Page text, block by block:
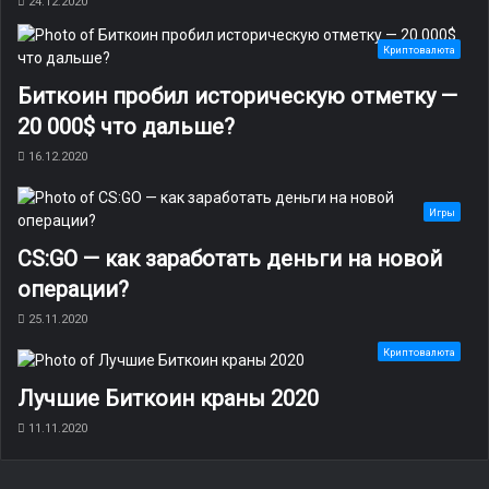
Криптовалюта
Биткоин пробил историческую отметку —
20 000$ что дальше?
16.12.2020
Игры
CS:GO — как заработать деньги на новой
операции?
25.11.2020
Криптовалюта
Лучшие Биткоин краны 2020
11.11.2020